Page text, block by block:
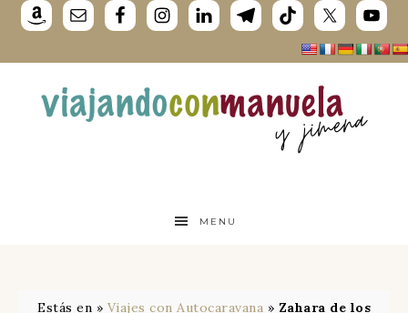
MENU
Estás en » Viajes con Autocaravana » Zahara de los